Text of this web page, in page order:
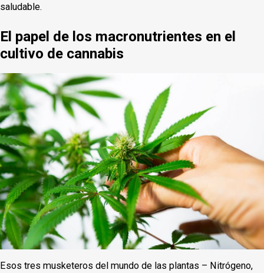
saludable.
El papel de los macronutrientes en el
cultivo de cannabis
Esos tres musketeros del mundo de las plantas – Nitrógeno,